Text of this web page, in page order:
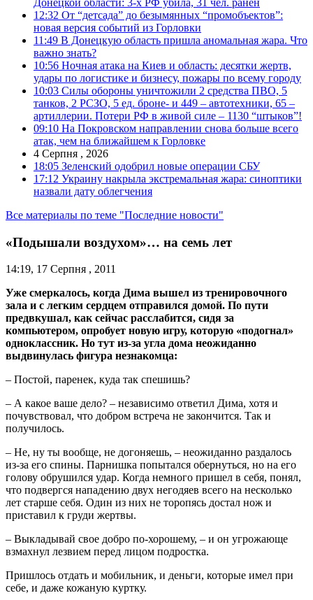
12:32 От “детсада” до безымянных “промобъектов”:
новая версия событий из Горловки
11:49 В Донецкую область пришла аномальная жара. Что
важно знать?
10:56 Ночная атака на Киев и область: десятки жертв,
удары по логистике и бизнесу, пожары по всему городу
10:03 Силы обороны уничтожили 2 средства ПВО, 5
танков, 2 РСЗО, 5 ед. броне- и 449 – автотехники, 65 –
артиллерии. Потери РФ в живой силе – 1130 “штыков”!
09:10 На Покровском направлении снова больше всего
атак, чем на ближайшем к Горловке
4 Серпня , 2026
18:05 Зеленский одобрил новые операции СБУ
17:12 Украину накрыла экстремальная жара: синоптики
назвали дату облегчения
Все материалы по теме "Последние новости"
«Подышали воздухом»… на семь лет
14:19, 17 Серпня , 2011
Уже смеркалось, когда Дима вышел из тренировочного
зала и с легким сердцем отправился домой. По пути
предвкушал, как сейчас расслабится, сидя за
компьютером, опробует новую игру, которую «подогнал»
одноклассник. Но тут из-за угла дома неожиданно
выдвинулась фигура незнакомца:
– Постой, паренек, куда так спешишь?
– А какое ваше дело? – независимо ответил Дима, хотя и
почувствовал, что добром встреча не закончится. Так и
получилось.
– Не, ну ты вообще, не догоняешь, – неожиданно раздалось
из-за его спины. Парнишка попытался обернуться, но на его
голову обрушился удар. Когда немного пришел в себя, понял,
что подвергся нападению двух негодяев всего на несколько
лет старше себя. Один из них не торопясь достал нож и
приставил к груди жертвы.
– Выкладывай свое добро по-хорошему, – и он угрожающе
взмахнул лезвием перед лицом подростка.
Пришлось отдать и мобильник, и деньги, которые имел при
себе, и даже кожаную куртку.